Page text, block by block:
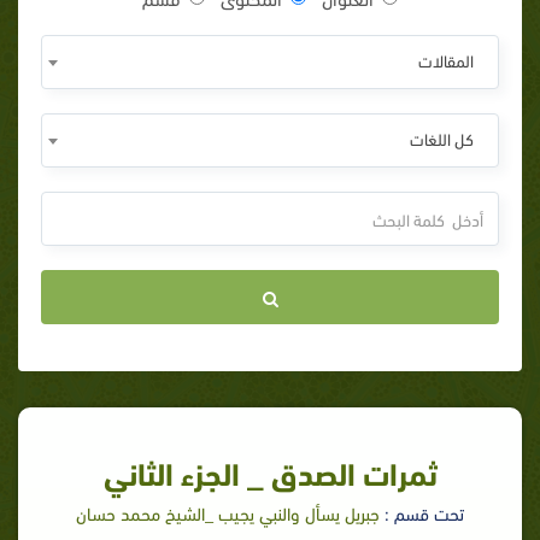
المقالات
كل اللغات
ثمرات الصدق _ الجزء الثاني
تحت قسم : جبريل يسأل والنبي يجيب _الشيخ محمد حسان